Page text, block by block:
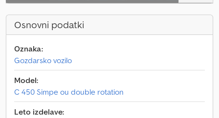
Osnovni podatki
Oznaka:
Gozdarsko vozilo
Model:
C 450 Simpe ou double rotation
Leto izdelave: